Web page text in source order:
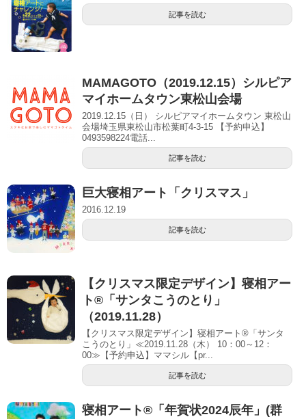
記事を読む
MAMAGOTO（2019.12.15）シルピア
マイホームタウン東松山会場
2019.12.15（日） シルピアマイホームタウン 東松山
会場埼玉県東松山市松葉町4-3-15 【予約申込】
0493598224電話...
記事を読む
巨大寝相アート「クリスマス」
2016.12.19
記事を読む
【クリスマス限定デザイン】寝相アー
ト®「サンタこうのとり」
（2019.11.28）
【クリスマス限定デザイン】寝相アート®「サンタ
こうのとり」≪2019.11.28（木） 10：00～12：
00≫【予約申込】ママシル【pr...
記事を読む
寝相アート®︎「年賀状2024辰年」(群